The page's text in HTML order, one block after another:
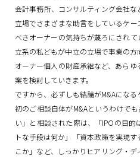
会計事務所、コンサルティング会社
立場でさまざまな助言をしているケ
べきオーナーの気持ちが蔑ろにされ
立系の私どもが中立の立場で事業の方
オーナー個人の財産承継など、あら
案を検討していきます。
ですから、必ずしも結論がM&Aにな
初のご相談自体がM&Aというわけで
い」と相談された際は、「IPOの目
トな手段は何か」「資本政策を実現
こか」など、しっかりヒアリング・